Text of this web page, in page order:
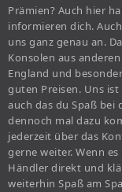
Prämien? Auch hier
informieren dich.
uns ganz genau an.
Konsolen aus
England und
guten Preisen. Uns
auch das du Spaß bei
dennoch mal dazu
jederzeit über das
gerne weiter. Wenn
Händler direkt und
weiterhin Spaß am